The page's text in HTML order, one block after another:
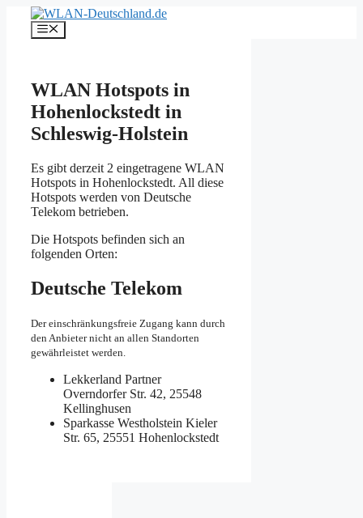
Inhalt
springen
Menü
WLAN Hotspots in
Hohenlockstedt in
Schleswig-Holstein
Es gibt derzeit 2 eingetragene WLAN
Hotspots in Hohenlockstedt. All diese
Hotspots werden von Deutsche
Telekom betrieben.
Die Hotspots befinden sich an
folgenden Orten:
Deutsche Telekom
Der einschränkungsfreie Zugang kann durch
den Anbieter nicht an allen Standorten
gewährleistet werden.
Lekkerland Partner
Overndorfer Str. 42, 25548
Kellinghusen
Sparkasse Westholstein Kieler
Str. 65, 25551 Hohenlockstedt